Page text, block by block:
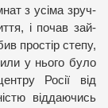
з усі­ма зруч­
і почав зай­
простір степу,
у нього було
Росії від
віддаючись